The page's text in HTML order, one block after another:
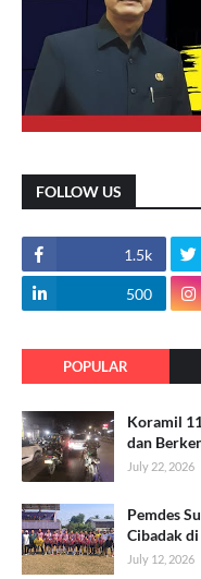
FOLLOW US
1.5k
500
POPULAR
Koramil
dan
July 22, 2026
Pemdes
Cibadak
July 12, 2026